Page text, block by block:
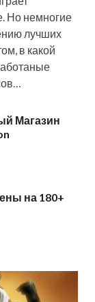
Но немногие
лучших
в какой
Магазин
на 180+